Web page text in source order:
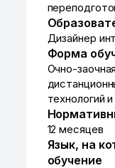
Дизайнер
Форма
Очно-
технологий
12 месяцев
Язык, на
обучение